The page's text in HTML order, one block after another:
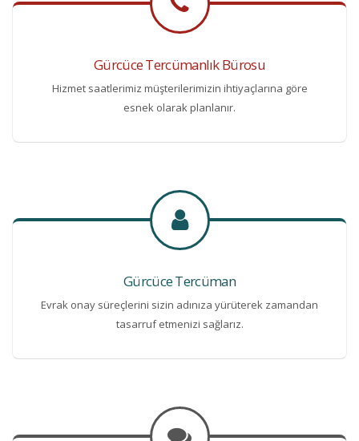
Gürcüce Tercümanlık Bürosu
Hizmet saatlerimiz müşterilerimizin ihtiyaçlarına göre
esnek olarak planlanır.
Gürcüce Tercüman
Evrak onay süreçlerini sizin adınıza yürüterek zamandan
tasarruf etmenizi sağlarız.